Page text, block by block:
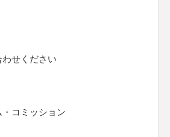
せください
コミッション